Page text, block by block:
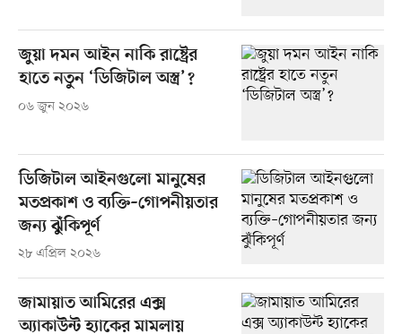
জুয়া দমন আইন নাকি রাষ্ট্রের
হাতে নতুন ‘ডিজিটাল অস্ত্র’?
০৬ জুন ২০২৬
ডিজিটাল আইনগুলো মানুষের
মতপ্রকাশ ও ব্যক্তি–গোপনীয়তার
জন্য ঝুঁকিপূর্ণ
২৮ এপ্রিল ২০২৬
জামায়াত আমিরের এক্স
অ্যাকাউন্ট হ্যাকের মামলায়